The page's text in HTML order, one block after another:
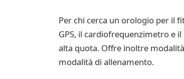
Per chi cerca un orologio per il
GPS, il cardiofrequenzimetro e
alta quota. Offre inoltre
modalità di allenamento.